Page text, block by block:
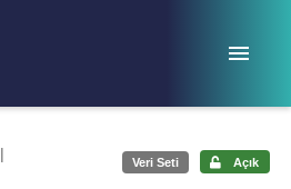
|
Veri Seti Açık